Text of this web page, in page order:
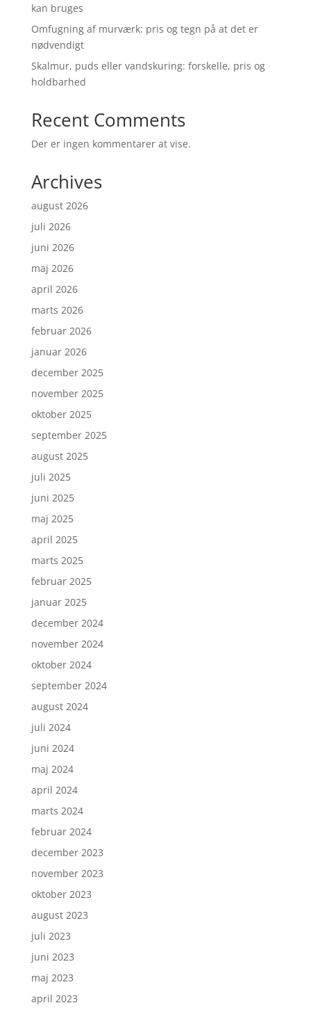
kan bruges
Omfugning af murværk: pris og tegn på at det er
nødvendigt
Skalmur, puds eller vandskuring: forskelle, pris og
holdbarhed
Recent Comments
Der er ingen kommentarer at vise.
Archives
august 2026
juli 2026
juni 2026
maj 2026
april 2026
marts 2026
februar 2026
januar 2026
december 2025
november 2025
oktober 2025
september 2025
august 2025
juli 2025
juni 2025
maj 2025
april 2025
marts 2025
februar 2025
januar 2025
december 2024
november 2024
oktober 2024
september 2024
august 2024
juli 2024
juni 2024
maj 2024
april 2024
marts 2024
februar 2024
december 2023
november 2023
oktober 2023
august 2023
juli 2023
juni 2023
maj 2023
april 2023